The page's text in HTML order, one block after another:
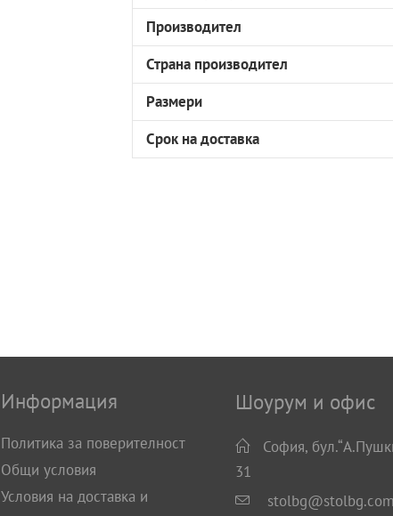
Производител
Страна производител
Размери
Срок на доставка
Информация
Политика за поверителност
Общи условия
Условия на доставка и
Шоурум и офис
София,
31
stolbg@stolbg.com